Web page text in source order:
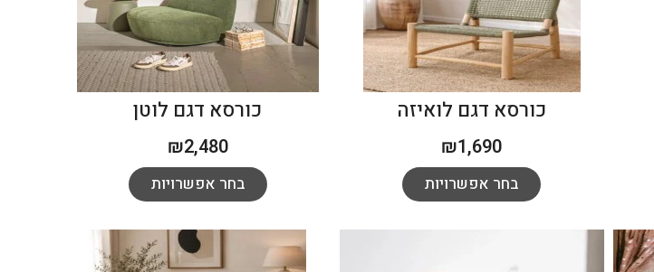
כורסא דגם לואיזה
₪1,690
בחר אפשרויות
כורסא דגם לוטן
₪2,480
בחר אפשרויות